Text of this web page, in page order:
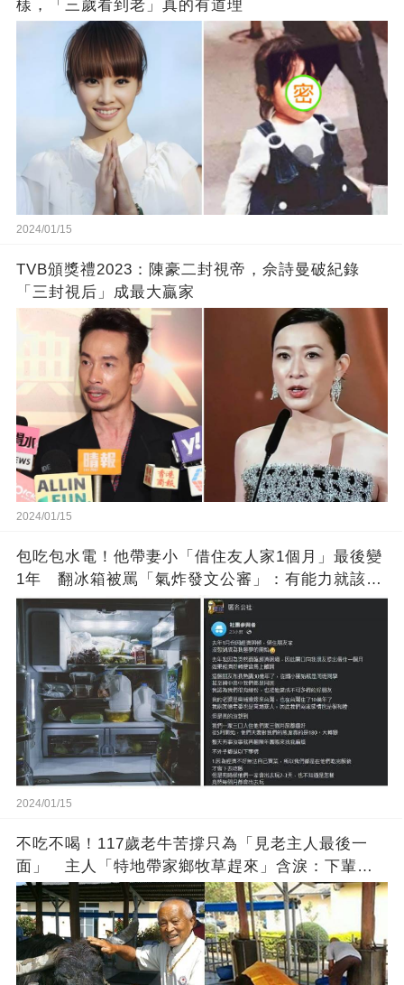
樣，「三歲看到老」真的有道理
2024/01/15
TVB頒獎禮2023：陳豪二封視帝，佘詩曼破紀錄
「三封視后」成最大贏家
2024/01/15
包吃包水電！他帶妻小「借住友人家1個月」最後變
1年 翻冰箱被罵「氣炸發文公審」：有能力就該大
方
2024/01/15
不吃不喝！117歲老牛苦撐只為「見老主人最後一
面」 主人「特地帶家鄉牧草趕來」含淚：下輩子
找個好人家